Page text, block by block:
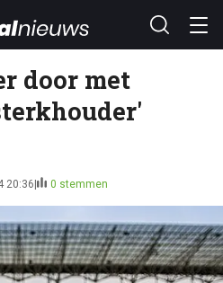
door met
20:36 0 stemmen